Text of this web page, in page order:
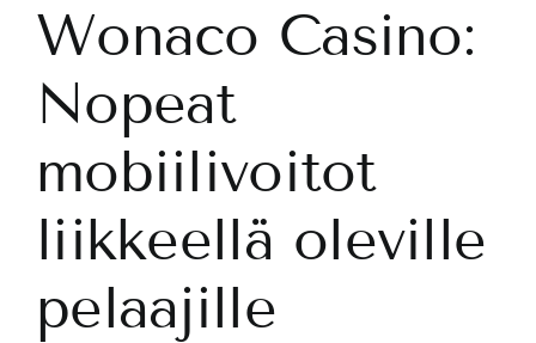
Wonaco Casino:
Nopeat
mobiilivoitot
liikkeellä oleville
pelaajille